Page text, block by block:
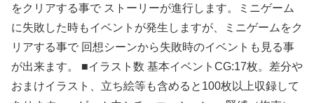
をクリアする事で ストーリーが進行します。ミニゲーム
に失敗した時もイベントが発生しますが、ミニゲームをク
リアする事で 回想シーンから失敗時のイベントも見る事
が出来ます。 ■イラスト数 基本イベントCG:17枚。差分や
おまけイラスト、立ち絵等も含めると100枚以上収録して